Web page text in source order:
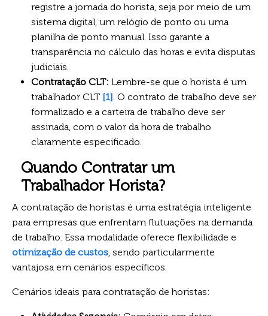
registre a jornada do horista, seja por meio de um
sistema digital, um relógio de ponto ou uma
planilha de ponto manual. Isso garante a
transparência no cálculo das horas e evita disputas
judiciais.
Contratação CLT: Lembre-se que o horista é um
trabalhador CLT [1] . O contrato de trabalho deve ser
formalizado e a carteira de trabalho deve ser
assinada, com o valor da hora de trabalho
claramente especificado.
Quando Contratar um
Trabalhador Horista?
A contratação de horistas é uma estratégia inteligente
para empresas que enfrentam flutuações na demanda
de trabalho. Essa modalidade oferece flexibilidade e
otimização de custos , sendo particularmente
vantajosa em cenários específicos.
Cenários ideais para contratação de horistas: